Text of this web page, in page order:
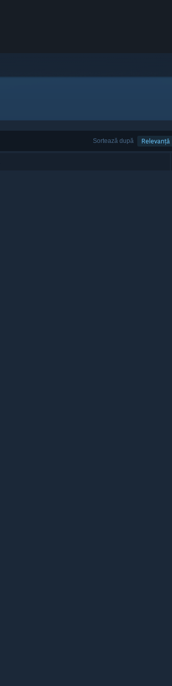
Sortează după Relevanță